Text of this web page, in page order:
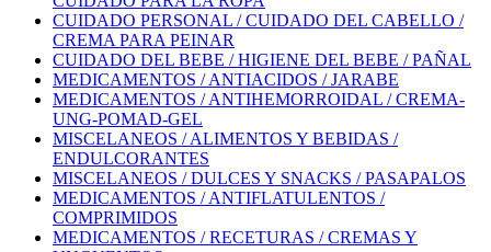
CUIDADO PERSONAL / CUIDADO DEL CABELLO /
CREMA PARA PEINAR
CUIDADO DEL BEBE / HIGIENE DEL BEBE / PAÑAL
MEDICAMENTOS / ANTIACIDOS / JARABE
MEDICAMENTOS / ANTIHEMORROIDAL / CREMA-
UNG-POMAD-GEL
MISCELANEOS / ALIMENTOS Y BEBIDAS /
ENDULCORANTES
MISCELANEOS / DULCES Y SNACKS / PASAPALOS
MEDICAMENTOS / ANTIFLATULENTOS /
COMPRIMIDOS
MEDICAMENTOS / RECETURAS / CREMAS Y